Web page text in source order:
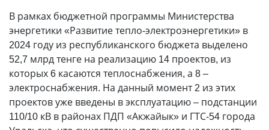
В рамках бюджетной программы Министерства
энергетики «Развитие тепло-электроэнергетики» в
2024 году из республиканского бюджета выделено
52,7 млрд тенге на реализацию 14 проектов, из
которых 6 касаются теплоснабжения, а 8 –
электроснабжения. На данный момент 2 из этих
проектов уже введены в эксплуатацию – подстанции
110/10 кВ в районах ПДП «Акжайык» и ГТС-54 города